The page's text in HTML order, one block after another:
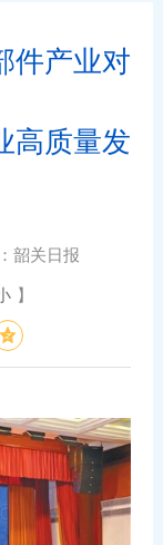
件产业对
高质量发
韶关日报
】